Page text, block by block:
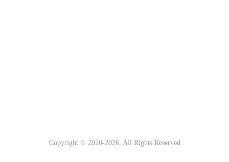
Copyright © 2020-2026. All Rights Reserved